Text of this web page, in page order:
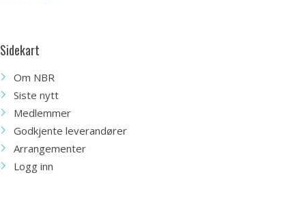
Sidekart
Om NBR
Siste nytt
Medlemmer
Godkjente leverandører
Arrangementer
Logg inn